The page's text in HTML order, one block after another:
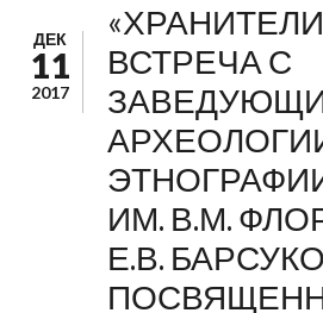
ДЕК
11
2017
ВСТРЕЧА С
ИМ. В.М.
Е.В.